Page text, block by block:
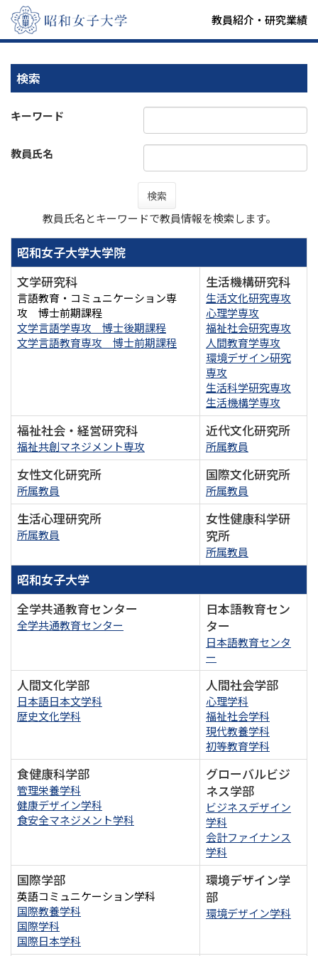
教員紹介・研究業績
検索
キーワード
教員氏名
検索
教員氏名とキーワードで教員情報を検索します。
昭和女子大学大学院
文学研究科
言語教育・コミュニケーション専
攻 博士前期課程
文学言語学専攻 博士後期課程
文学言語教育専攻 博士前期課程
生活機構研究科
生活文化研究専攻
心理学専攻
福祉社会研究専攻
人間教育学専攻
環境デザイン研究
専攻
生活科学研究専攻
生活機構学専攻
福祉社会・経営研究科
福祉共創マネジメント専攻
近代文化研究所
所属教員
女性文化研究所
所属教員
国際文化研究所
所属教員
生活心理研究所
所属教員
女性健康科学研
究所
所属教員
昭和女子大学
全学共通教育センター
全学共通教育センター
日本語教育セン
ター
日本語教育センタ
ー
人間文化学部
日本語日本文学科
歴史文化学科
人間社会学部
心理学科
福祉社会学科
現代教養学科
初等教育学科
食健康科学部
管理栄養学科
健康デザイン学科
食安全マネジメント学科
グローバルビジ
ネス学部
ビジネスデザイン
学科
会計ファイナンス
学科
国際学部
英語コミュニケーション学科
国際教養学科
国際学科
国際日本学科
環境デザイン学
部
環境デザイン学科